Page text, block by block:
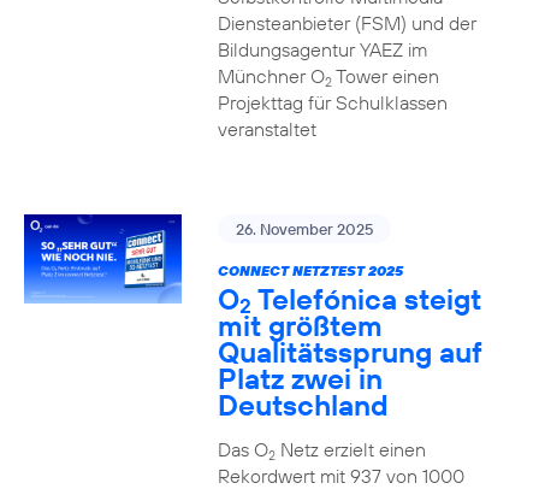
Diensteanbieter (FSM) und der
Bildungsagentur YAEZ im
Münchner O2Tower einen
Projekttag für Schulklassen
veranstaltet
26. November 2025
CONNECT NETZTEST 2025
O2 Telefónica steigt
mit größtem
Qualitätssprung auf
Platz zwei in
Deutschland
Das O2Netz erzielt einen
Rekordwert mit 937 von 1000